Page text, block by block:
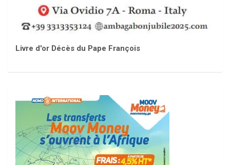
Livre d'or Décès du Pape François